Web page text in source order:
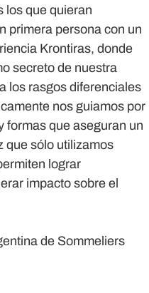
los que quieran
primera persona con un
Krontiras, donde
secreto de nuestra
los rasgos diferenciales
nos guiamos por
formas que aseguran un
que sólo utilizamos
lograr
impacto sobre el
de Sommeliers